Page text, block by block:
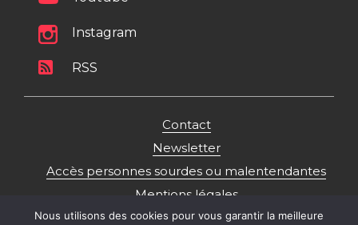
Instagram
RSS
Contact
Newsletter
Accès personnes sourdes ou malentendantes
Mentions légales
Politique de gestion des données personnelles
Nous utilisons des cookies pour vous garantir la meilleure